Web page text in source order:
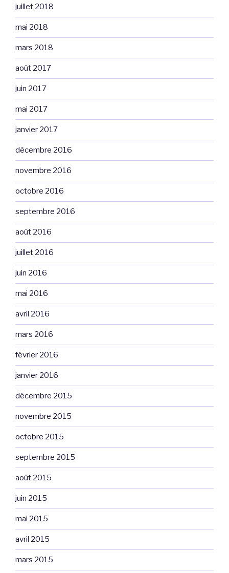
juillet 2018
mai 2018
mars 2018
août 2017
juin 2017
mai 2017
janvier 2017
décembre 2016
novembre 2016
octobre 2016
septembre 2016
août 2016
juillet 2016
juin 2016
mai 2016
avril 2016
mars 2016
février 2016
janvier 2016
décembre 2015
novembre 2015
octobre 2015
septembre 2015
août 2015
juin 2015
mai 2015
avril 2015
mars 2015